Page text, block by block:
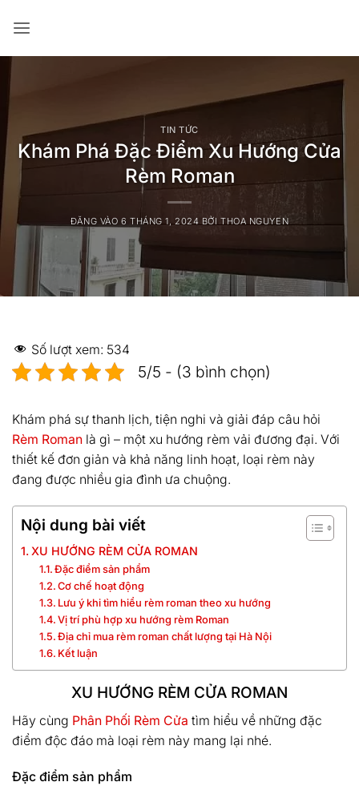
qua
TIN TỨC
Khám Phá Đặc Điểm Xu Hướng Cửa
Rèm Roman
ĐĂNG VÀO 6 THÁNG 1, 2024 BỞI THOA NGUYEN
Số lượt xem: 534
5/5 - (3 bình chọn)
Khám phá sự thanh lịch, tiện nghi và giải đáp câu hỏi
Rèm Roman là gì – một xu hướng rèm vải đương đại. Với
thiết kế đơn giản và khả năng linh hoạt, loại rèm này
đang được nhiều gia đình ưa chuộng.
Nội dung bài viết
XU HƯỚNG RÈM CỬA ROMAN
Đặc điểm sản phẩm
Cơ chế hoạt động
Lưu ý khi tìm hiểu rèm roman theo xu hướng
Vị trí phù hợp xu hướng rèm Roman
Địa chỉ mua rèm roman chất lượng tại Hà Nội
Kết luận
XU HƯỚNG RÈM CỬA ROMAN
Hãy cùng Phân Phối Rèm Cửa tìm hiểu về những đặc
điểm độc đáo mà loại rèm này mang lại nhé.
Đặc điểm sản phẩm